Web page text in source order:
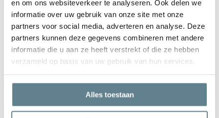
en om ons websiteverkeer te analyseren. Ook delen we
informatie over uw gebruik van onze site met onze
partners voor social media, adverteren en analyse. Deze
partners kunnen deze gegevens combineren met andere
informatie die u aan ze heeft verstrekt of die ze hebben
verzameld op basis van uw gebruik van hun services.
Alles toestaan
Specificaties